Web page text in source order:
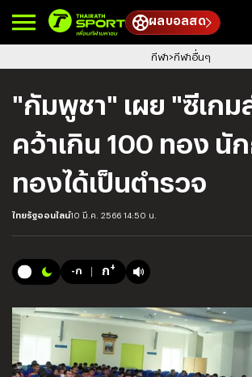
ผลบอลสด
กีฬา กีฬาอื่นๆ
"กัมพูชา" เผย "ซีเกม
คว้าเกิน 100 ทอง นั
ทองได้เป็นตำรวจ
ไทยรัฐออนไลน์10 มี.ค. 2566 14:50 น.
-ก ก+